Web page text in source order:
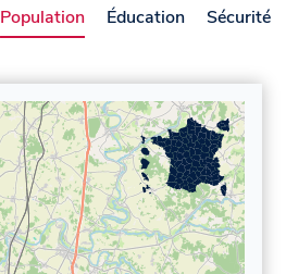
Population Éducation Sécurité